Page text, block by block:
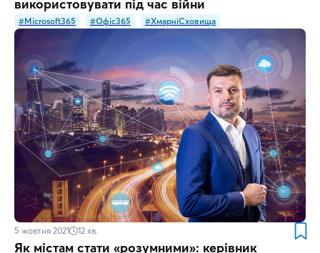
використовувати під час війни
#Microsoft365 #Офіс365 #ХмарніСховища
5 жовтня 2021 12 хв.
Як містам стати «розумними»: керівник